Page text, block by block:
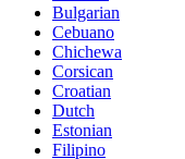
Bulgarian
Cebuano
Chichewa
Corsican
Croatian
Dutch
Estonian
Filipino